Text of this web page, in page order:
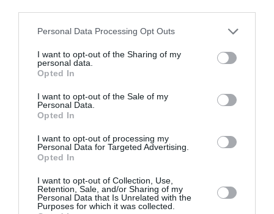
Personal Data Processing Opt Outs
I want to opt-out of the Sharing of my
personal data.
Opted In
I want to opt-out of the Sale of my
Personal Data.
Opted In
I want to opt-out of processing my
Personal Data for Targeted Advertising.
Opted In
I want to opt-out of Collection, Use,
Retention, Sale, and/or Sharing of my
Personal Data that Is Unrelated with the
Purposes for which it was collected.
magistère. Mankeur Ndiaye s’exprimait à l’ouverture,
conférence de Diamniadio (CICD), des travaux de la
30ème session de la Conférence ministérielle de la
Francophonie en présence du secrétaire général de
l’OIF, le président Abdou Diouf.
Ancien président du Sénégal (1981-2000), Abdou
secrétaire général de l’OIF à l’issue du XVe sommet
de la Francophonie prévu samedi et dimanche.